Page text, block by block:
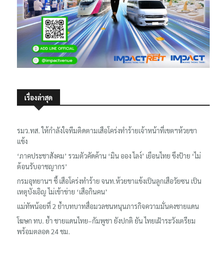
เรื่องล่าสุด
รมว.ทส. ให้กำลังใจทีมติดตามเสือโคร่งทำร้ายเจ้าหน้าที่เขตฯห้วยขา
แข้ง
‘ภาคประชาสังคม’ รวมตัวคัดค้าน ‘มิน ออง ไลง์’ เยือนไทย ขึงป้าย ‘ไม่
ต้อนรับอาชญากร’
กรมอุทยานฯ ชี้ เสือโคร่งทำร้าย จนท.ห้วยขาแข้งเป็นลูกเสือวัยซน เป็น
เหตุบังเอิญ ไม่เข้าข่าย ‘เสือกินคน’
แม่ทัพน้อยที่ 2 ย้ำบทบาทสื่อมวลชนหนุนภารกิจความมั่นคงชายแดน
โฆษก ทบ. ย้ำ ชายแดนไทย–กัมพูชา ยังปกติ ยัน ไทยเฝ้าระวังเตรียม
พร้อมตลอด 24 ชม.